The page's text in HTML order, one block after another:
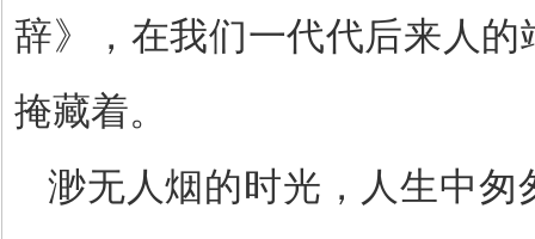
辞》，在我们一代代后来人
掩藏着。
渺无人烟的时光，人生中匆